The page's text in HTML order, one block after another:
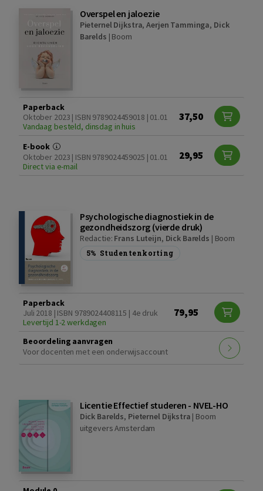
Overspel en jaloezie
Pieternel Dijkstra,Aerjen Tamminga, Dick
Barelds | Boom
Paperback
Oktober 2023 | ISBN 9789024459018 | 01.01
Vandaag besteld, dinsdag in huis
37,50
E-book
Oktober 2023 | ISBN 9789024459025 | 01.01
Direct via e-mail
29,95
Psychologische diagnostiek in de
gezondheidszorg (vierde druk)
Redactie: Frans Luteijn, Dick Barelds | Boom
5% Studentenkorting
Paperback
Juli 2018 | ISBN 9789024408115 | 4e druk
Levertijd 1-2 werkdagen
79,95
Beoordeling aanvragen
Voor docenten met een onderwijsaccount
Licentie Effectief studeren - NVEL-HO
Dick Barelds, Pieternel Dijkstra | Boom
uitgevers Amsterdam